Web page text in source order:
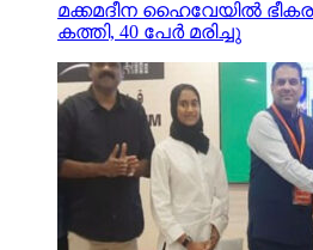
മക്കമദീന ഹൈവേയില്‍
കത്തി, 40 പേര്‍ മരിച്ചു